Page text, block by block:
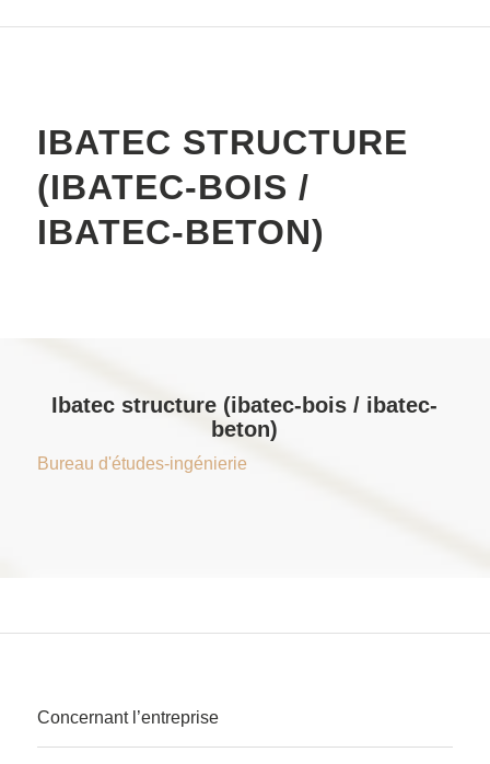
IBATEC STRUCTURE
(IBATEC-BOIS /
IBATEC-BETON)
Ibatec structure (ibatec-bois / ibatec-
beton)
Bureau d'études-ingénierie
Concernant l’entreprise